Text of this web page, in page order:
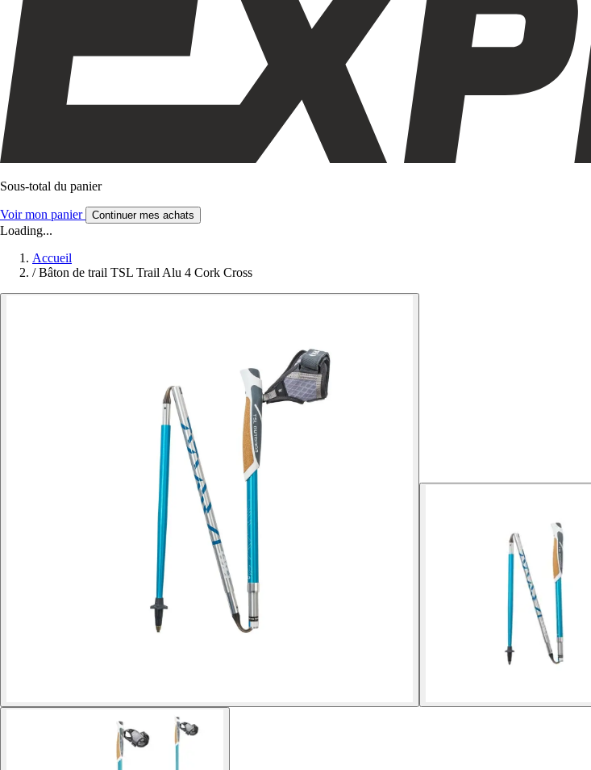
Sous-total du panier
Voir mon panier Continuer mes achats
Loading...
Accueil
/ Bâton de trail TSL Trail Alu 4 Cork Cross